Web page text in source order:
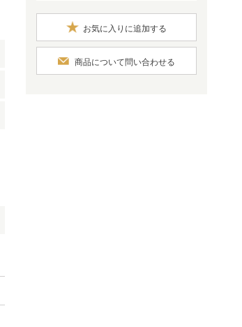
お気に入りに追加する
商品について問い合わせる